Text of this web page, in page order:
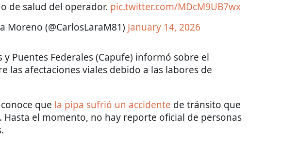
de salud del operador. pic.twitter.com/MDcM9UB7wx
Moreno (@CarlosLaraM81) January 14, 2026
y Puentes Federales (Capufe) informó sobre el
las afectaciones viales debido a las labores de
que la pipa sufrió un accidente de tránsito que
Hasta el momento, no hay reporte oficial de personas